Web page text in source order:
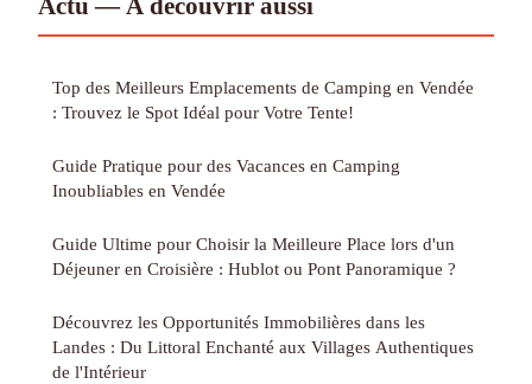
Actu — À découvrir aussi
Top des Meilleurs Emplacements de Camping en Vendée
: Trouvez le Spot Idéal pour Votre Tente!
Guide Pratique pour des Vacances en Camping
Inoubliables en Vendée
Guide Ultime pour Choisir la Meilleure Place lors d'un
Déjeuner en Croisière : Hublot ou Pont Panoramique ?
Découvrez les Opportunités Immobilières dans les
Landes : Du Littoral Enchanté aux Villages Authentiques
de l'Intérieur